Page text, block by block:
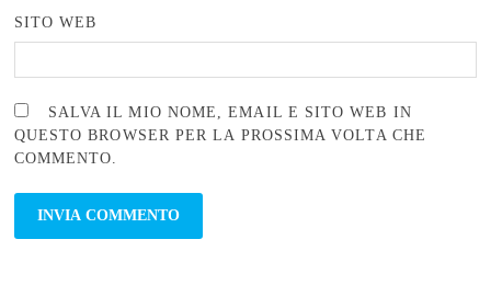
SITO WEB
SALVA IL MIO NOME, EMAIL E SITO WEB IN
QUESTO BROWSER PER LA PROSSIMA VOLTA CHE
COMMENTO.